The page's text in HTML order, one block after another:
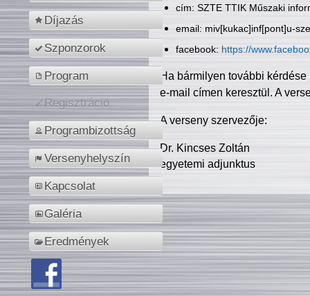
Díjazás
Szponzorok
Program
Regisztráció
Programbizottság
Versenyhelyszín
Kapcsolat
Galéria
Eredmények
cím: SZTE TTIK Műszaki
email: miv[kukac]inf[pont]u-
facebook: https://
Ha bármilyen további
e-mail címen keresztül. A
A verseny szervezője:
Dr. Kincses Zoltán
egyetemi adjunktus